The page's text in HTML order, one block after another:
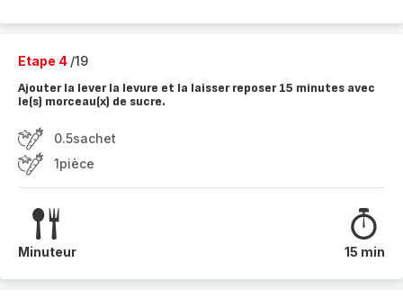
Etape 4 /19
Ajouter la lever la levure et la laisser reposer 15 minutes avec
le(s) morceau(x) de sucre.
0.5sachet
1pièce
Minuteur 15 min